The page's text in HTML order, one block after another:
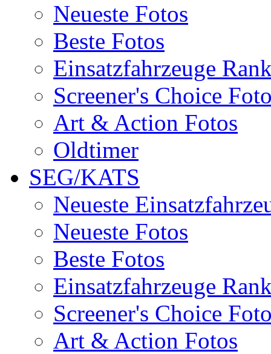
Neueste Fotos
Beste Fotos
Einsatzfahrzeuge
Screener's Choice
Art & Action Fotos
Oldtimer
SEG/KATS
Neueste
Neueste Fotos
Beste Fotos
Einsatzfahrzeuge
Screener's Choice
Art & Action Fotos